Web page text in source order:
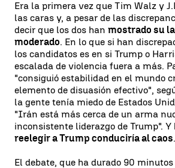
Era la primera vez que Tim Walz y
las caras y, a pesar de las
decir que los dos han mostrado su
moderado. En lo que si han
los candidatos es en si Trump o
escalada de violencia fuera a más.
"consiguió estabilidad en el mundo
elemento de disuasión efectivo",
la gente tenía miedo de Estados
"Irán está más cerca de un arma
inconsistente liderazgo de Trump".
reelegir a Trump conduciría al caos.
El debate, que ha durado 90 minutos